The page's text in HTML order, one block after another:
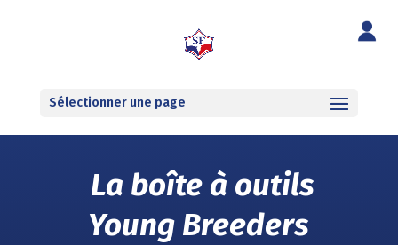
Sélectionner une page
La boîte à outils
Young Breeders